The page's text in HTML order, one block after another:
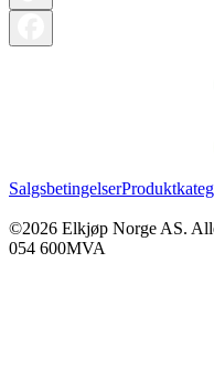
Salgsbetingelser
©2026 Elkjøp Norge AS.
054 600MVA